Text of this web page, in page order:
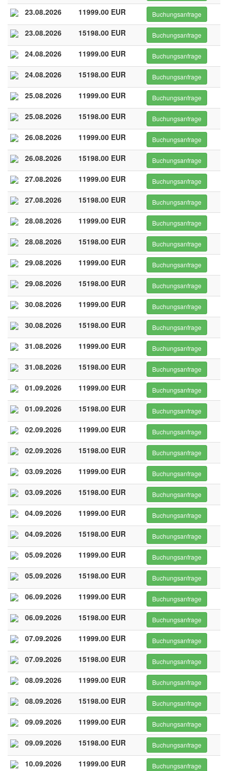
23.08.2026 11999.00 EUR Buchungsanfrage
23.08.2026 15198.00 EUR Buchungsanfrage
24.08.2026 11999.00 EUR Buchungsanfrage
24.08.2026 15198.00 EUR Buchungsanfrage
25.08.2026 11999.00 EUR Buchungsanfrage
25.08.2026 15198.00 EUR Buchungsanfrage
26.08.2026 11999.00 EUR Buchungsanfrage
26.08.2026 15198.00 EUR Buchungsanfrage
27.08.2026 11999.00 EUR Buchungsanfrage
27.08.2026 15198.00 EUR Buchungsanfrage
28.08.2026 11999.00 EUR Buchungsanfrage
28.08.2026 15198.00 EUR Buchungsanfrage
29.08.2026 11999.00 EUR Buchungsanfrage
29.08.2026 15198.00 EUR Buchungsanfrage
30.08.2026 11999.00 EUR Buchungsanfrage
30.08.2026 15198.00 EUR Buchungsanfrage
31.08.2026 11999.00 EUR Buchungsanfrage
31.08.2026 15198.00 EUR Buchungsanfrage
01.09.2026 11999.00 EUR Buchungsanfrage
01.09.2026 15198.00 EUR Buchungsanfrage
02.09.2026 11999.00 EUR Buchungsanfrage
02.09.2026 15198.00 EUR Buchungsanfrage
03.09.2026 11999.00 EUR Buchungsanfrage
03.09.2026 15198.00 EUR Buchungsanfrage
04.09.2026 11999.00 EUR Buchungsanfrage
04.09.2026 15198.00 EUR Buchungsanfrage
05.09.2026 11999.00 EUR Buchungsanfrage
05.09.2026 15198.00 EUR Buchungsanfrage
06.09.2026 11999.00 EUR Buchungsanfrage
06.09.2026 15198.00 EUR Buchungsanfrage
07.09.2026 11999.00 EUR Buchungsanfrage
07.09.2026 15198.00 EUR Buchungsanfrage
08.09.2026 11999.00 EUR Buchungsanfrage
08.09.2026 15198.00 EUR Buchungsanfrage
09.09.2026 11999.00 EUR Buchungsanfrage
09.09.2026 15198.00 EUR Buchungsanfrage
10.09.2026 11999.00 EUR Buchungsanfrage